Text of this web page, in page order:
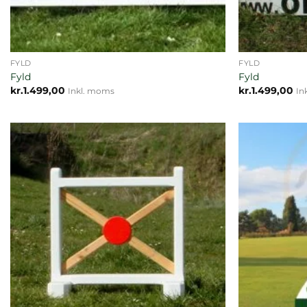
FYLD
Fyld
kr.1.499,00 Inkl. moms
FYLD
Fyld
kr.1.499,00